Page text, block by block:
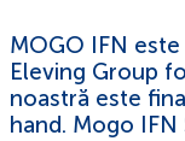
MOGO IFN
Eleving Group
noastră este
hand. Mogo IFN